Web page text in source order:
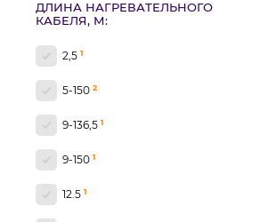
ДЛИНА НАГРЕВАТЕЛЬНОГО
КАБЕЛЯ, М:
2,5 1
5-150 2
9-136,5 1
9-150 1
12.5 1